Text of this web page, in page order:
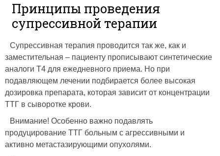
Принципы проведения
супрессивной терапии
Супрессивная терапия проводится так же, как и
заместительная – пациенту прописывают синтетические
аналоги Т4 для ежедневного приема. Но при
подавляющем лечении подбирается более высокая
дозировка препарата, которая зависит от концентрации
ТТГ в сыворотке крови.
Внимание! Особенно важно подавлять
продуцирование ТТГ больным с агрессивными и
активно метастазирующими опухолями.